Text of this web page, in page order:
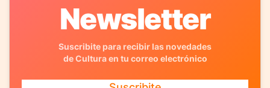
Newsletter
Suscribite para recibir las novedades
de Cultura en tu correo electrónico